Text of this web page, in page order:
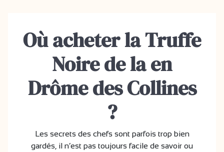
Où acheter la Truffe
Noire de la en
Drôme des Collines
?
Les secrets des chefs sont parfois trop bien
gardés, il n’est pas toujours facile de savoir ou